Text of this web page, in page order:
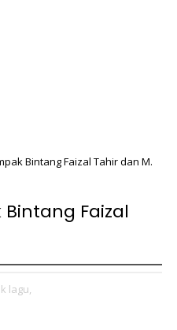
Bintang Faizal Tahir dan M.
Faizal
lagu,